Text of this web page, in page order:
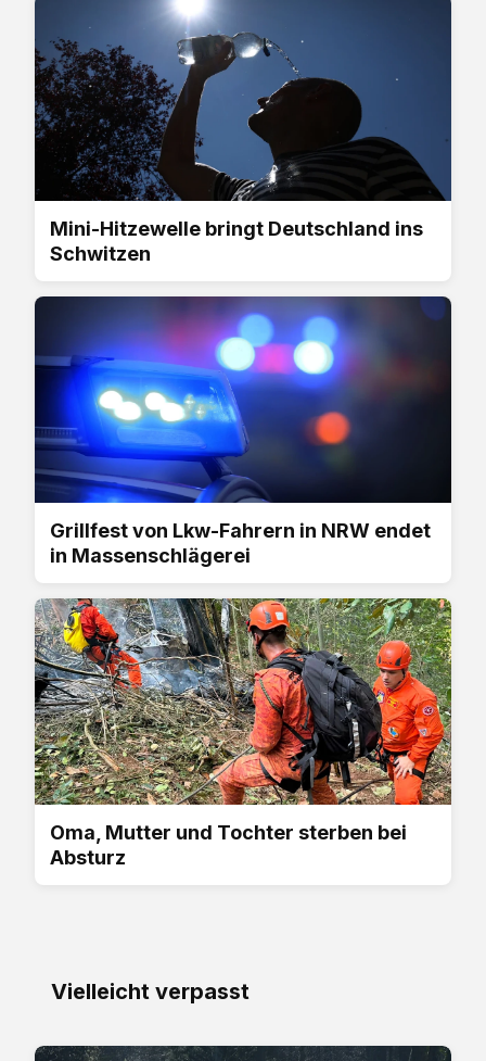
Mini-Hitzewelle bringt Deutschland ins
Schwitzen
Grillfest von Lkw-Fahrern in NRW endet
in Massenschlägerei
Oma, Mutter und Tochter sterben bei
Absturz
Vielleicht verpasst